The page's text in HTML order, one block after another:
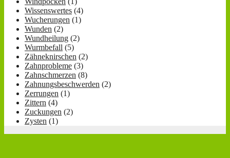
Wissenswertes (4)
Wucherungen (1)
Wunden (2)
Wundheilung (2)
Wurmbefall (5)
Zähneknirschen (2)
Zahnprobleme (3)
Zahnschmerzen (8)
Zahnungsbeschwerden (2)
Zerrungen (1)
Zittern (4)
Zuckungen (2)
Zysten (1)